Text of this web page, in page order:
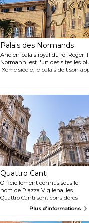
Palais des Normands
Ancien palais royal du roi Roger II
Normanni est l'un des sites les
IXème siècle, le palais doit son
apportés par les Normands :
l'union politique et culturelle
côté de la magnifique chapelle
Quattro Canti
Officiellement connus sous le
nom de Piazza Vigliena, les
Quattro Canti sont considérés
comme l'un des monuments les
Situé à l'intersection de la Via
Plus d'informations